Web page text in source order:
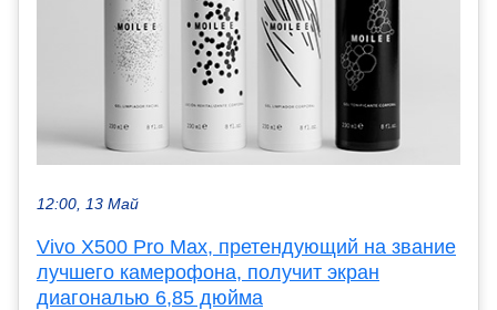
12:00, 13 Май
Vivo X500 Pro Max, претендующий на звание
лучшего камерофона, получит экран
диагональю 6,85 дюйма